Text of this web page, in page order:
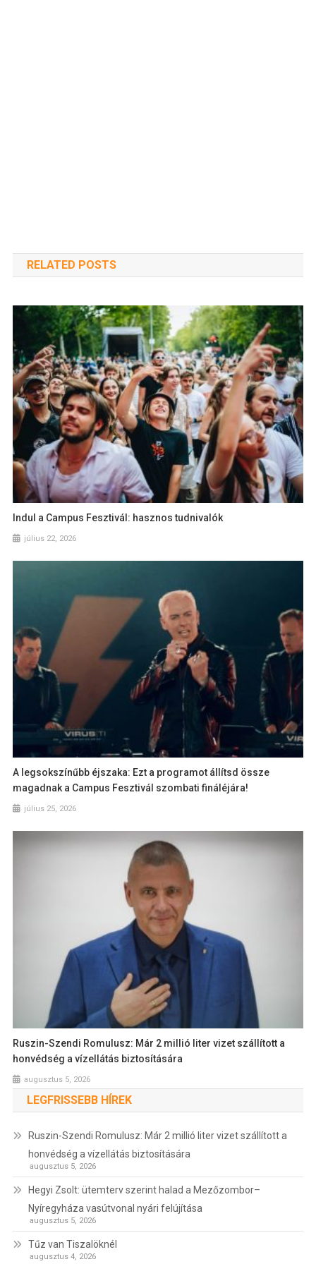
RELATED POSTS
Indul a Campus Fesztivál: hasznos tudnivalók
július 22, 2026
A legsokszínűbb éjszaka: Ezt a programot állítsd össze
magadnak a Campus Fesztivál szombati fináléjára!
július 25, 2026
Ruszin-Szendi Romulusz: Már 2 millió liter vizet szállított a
honvédség a vízellátás biztosítására
augusztus 5, 2026
LEGFRISSEBB HÍREK
Ruszin-Szendi Romulusz: Már 2 millió liter vizet szállított a
honvédség a vízellátás biztosítására
augusztus 5, 2026
Hegyi Zsolt: ütemterv szerint halad a Mezőzombor–
Nyíregyháza vasútvonal nyári felújítása
augusztus 5, 2026
Tűz van Tiszalöknél
augusztus 4, 2026